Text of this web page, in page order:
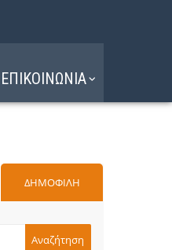
ΕΠΙΚΟΙΝΩΝΙΑ
ΔΗΜΟΦΙΛΗ